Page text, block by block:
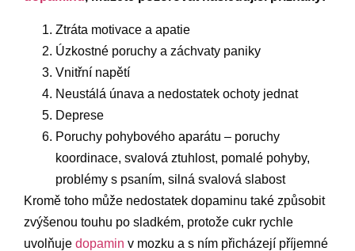
Ztráta motivace a apatie
Úzkostné poruchy a záchvaty paniky
Vnitřní napětí
Neustálá únava a nedostatek ochoty jednat
Deprese
Poruchy pohybového aparátu – poruchy
koordinace, svalová ztuhlost, pomalé pohyby,
problémy s psaním, silná svalová slabost
Kromě toho může nedostatek dopaminu také způsobit
zvýšenou touhu po sladkém, protože cukr rychle
uvolňuje dopamin v mozku a s ním přicházejí příjemné